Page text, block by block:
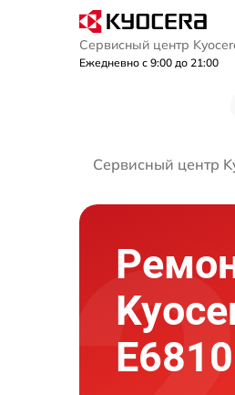
Сервисный центр
Ежедневно с 9:00 до 21:00
Сервисный центр